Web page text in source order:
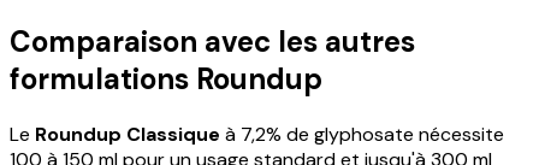
Comparaison avec les autres
formulations Roundup
Le Roundup Classique à 7,2% de glyphosate nécessite
100 à 150 ml pour un usage standard et jusqu'à 300 ml